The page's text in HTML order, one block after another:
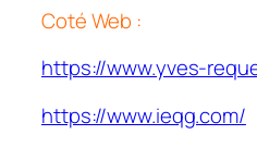
Coté Web :
https://www.yves-
https://www.ieqg.com/